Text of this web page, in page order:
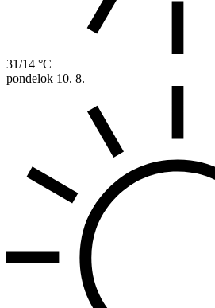
31/14 °C
pondelok 10. 8.